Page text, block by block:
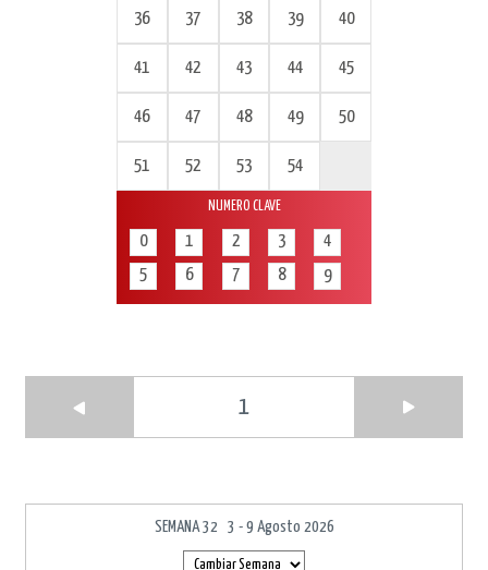
36 37 38 39 40
41 42 43 44 45
46 47 48 49 50
51 52 53 54
NUMERO CLAVE
0 1 2 3
4
5
6 7 8 9
1
SEMANA 32 3 - 9 Agosto 2026